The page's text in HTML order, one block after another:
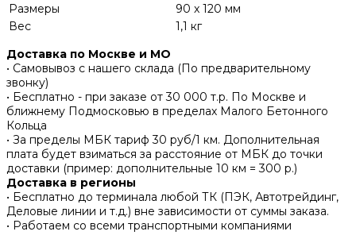
Размеры
90 x 120 мм
Вес
1,1 кг
Доставка по Москве и МО
• Самовывоз с нашего склада (По предварительному
звонку)
• Бесплатно - при заказе от 30 000 т.р. По Москве и
ближнему Подмосковью в пределах Малого Бетонного
Кольца
• За пределы МБК тариф 30 руб/1 км. Дополнительная
плата будет взиматься за расстояние от МБК до точки
доставки (пример: дополнительные 10 км = 300 р.)
Доставка в регионы
• Бесплатно до терминала любой ТК (ПЭК, Автотрейдинг,
Деловые линии и т.д.) вне зависимости от суммы заказа.
• Работаем со всеми транспортными компаниями